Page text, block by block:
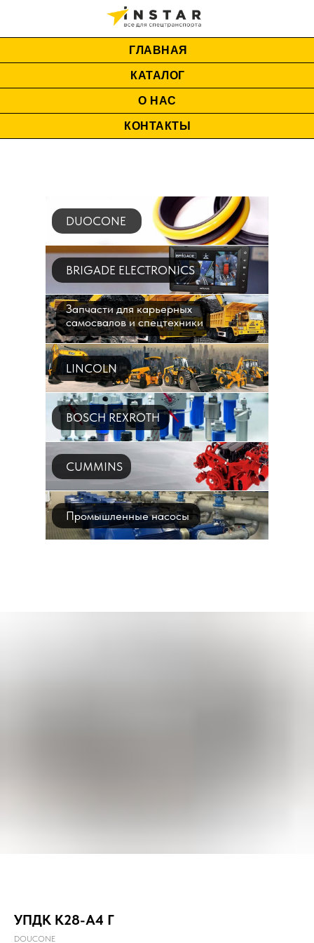
ГЛАВНАЯ
КАТАЛОГ
О НАС
КОНТАКТЫ
DUOCONE
BRIGADE ELECTRONICS
Запчасти для карьерных
самосвалов и спецтехники
LINCOLN
BOSCH REXROTH
CUMMINS
Промышленные насосы
УПДК К28-А4 Г
DOUCONE